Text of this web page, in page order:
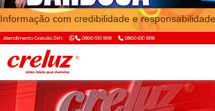
Informação com credibilidade e